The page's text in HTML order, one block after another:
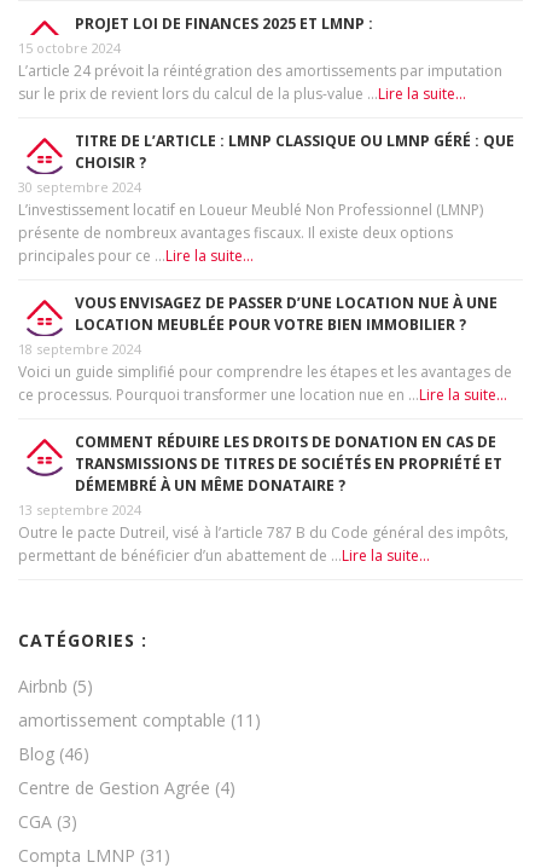
PROJET LOI DE FINANCES 2025 ET LMNP :
15 octobre 2024
L’article 24 prévoit la réintégration des amortissements par imputation
sur le prix de revient lors du calcul de la plus-value …Lire la suite...
TITRE DE L’ARTICLE : LMNP CLASSIQUE OU LMNP GÉRÉ : QUE
CHOISIR ?
30 septembre 2024
L’investissement locatif en Loueur Meublé Non Professionnel (LMNP)
présente de nombreux avantages fiscaux. Il existe deux options
principales pour ce …Lire la suite...
VOUS ENVISAGEZ DE PASSER D’UNE LOCATION NUE À UNE
LOCATION MEUBLÉE POUR VOTRE BIEN IMMOBILIER ?
18 septembre 2024
Voici un guide simplifié pour comprendre les étapes et les avantages de
ce processus. Pourquoi transformer une location nue en …Lire la suite...
COMMENT RÉDUIRE LES DROITS DE DONATION EN CAS DE
TRANSMISSIONS DE TITRES DE SOCIÉTÉS EN PROPRIÉTÉ ET
DÉMEMBRÉ À UN MÊME DONATAIRE ?
13 septembre 2024
Outre le pacte Dutreil, visé à l’article 787 B du Code général des impôts,
permettant de bénéficier d’un abattement de …Lire la suite...
CATÉGORIES :
Airbnb (5)
amortissement comptable (11)
Blog (46)
Centre de Gestion Agrée (4)
CGA (3)
Compta LMNP (31)